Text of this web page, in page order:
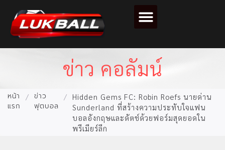
ข่าว คอลัมน์
หน้า
แรก
/ ข่าว
ฟุตบอล
/
Hidden Gems FC: Robin Roefs นายด่าน
Sunderland ที่สร้างความประทับใจแฟน
บอลอังกฤษและดัตช์ด้วยฟอร์มสุดยอดใน
พรีเมียร์ลีก